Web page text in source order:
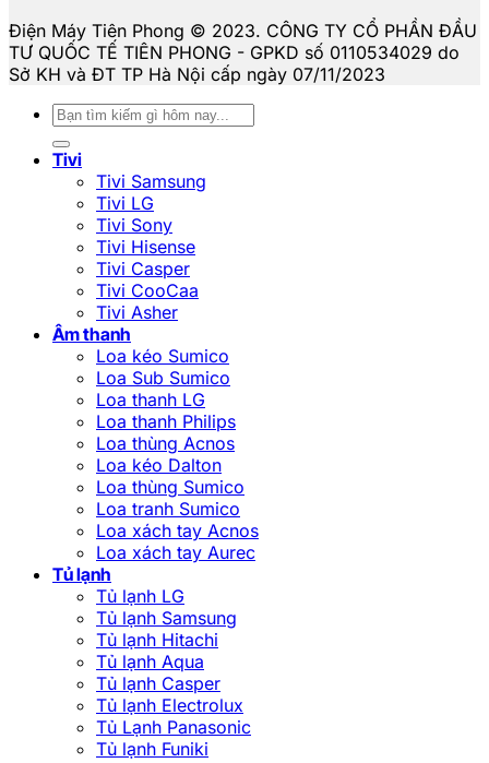
Điện Máy Tiên Phong © 2023. CÔNG TY CỔ PHẦN ĐẦU
TƯ QUỐC TẾ TIÊN PHONG - GPKD số 0110534029 do
Sở KH và ĐT TP Hà Nội cấp ngày 07/11/2023
Tìm
kiếm:
Tivi
Tivi Samsung
Tivi LG
Tivi Sony
Tivi Hisense
Tivi Casper
Tivi CooCaa
Tivi Asher
Âm thanh
Loa kéo Sumico
Loa Sub Sumico
Loa thanh LG
Loa thanh Philips
Loa thùng Acnos
Loa kéo Dalton
Loa thùng Sumico
Loa tranh Sumico
Loa xách tay Acnos
Loa xách tay Aurec
Tủ lạnh
Tủ lạnh LG
Tủ lạnh Samsung
Tủ lạnh Hitachi
Tủ lạnh Aqua
Tủ lạnh Casper
Tủ lạnh Electrolux
Tủ Lạnh Panasonic
Tủ lạnh Funiki